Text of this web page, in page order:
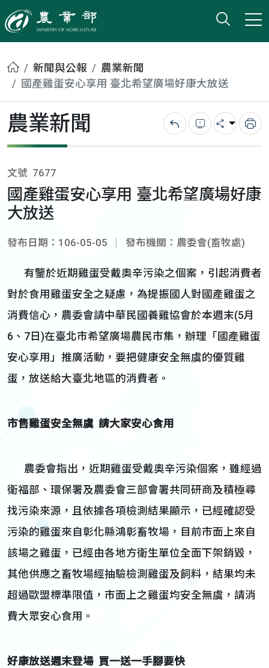
農業部
打開
小版
首頁新聞與公報
農業新聞
國產雞蛋安心享用 臺北希望廣場好康大放送
農業新聞 回上一頁錯誤回報
分享 列
文號 7677
國產雞蛋安心享用 臺北希望廣場好康
大放送
發布日期：106-05-05 發布機關：農委會(畜牧處)
有鑒於近期雞蛋受戴奧辛污染之個案，引起消費者
對於食用雞蛋安全之疑慮，為提振國人對國產雞蛋之
消費信心，農委會請中華民國養雞協會於本週末(5月
6、7日)在臺北市希望廣場農民市集，辦理「國產雞蛋
安心享用」推廣活動，要把健康安全無虞的優質雞
蛋，放送給大臺北地區的消費者。
市售雞蛋安全無虞 請大家安心食用
農委會指出，近期雞蛋受戴奧辛污染個案，雖經過
衛福部、環保署及農委會三部會署共同研商及積極尋
找污染來源，且依據各項檢測結果顯示，已經確認受
污染的雞蛋來自彰化縣鴻彰畜牧場，目前市面上來自
該場之雞蛋，已經由各地方衛生單位全面下架銷毀，
其他供應之畜牧場經抽驗檢測雞蛋及飼料，結果均未
超過歐盟標準限值，市面上之雞蛋均安全無虞，請消
費大眾安心食用。
好康放送週末登場 買一送一手腳要快